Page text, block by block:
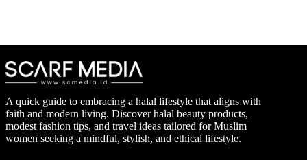
A quick guide to embracing a halal lifestyle that aligns with
faith and modern living. Discover halal beauty products,
modest fashion tips, and travel ideas tailored for Muslim
women seeking a mindful, stylish, and ethical lifestyle.